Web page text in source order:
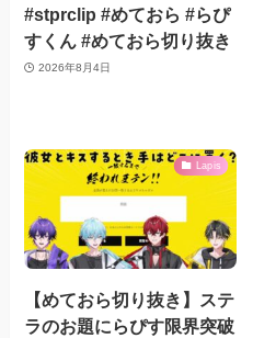
#stprclip #めておら #らぴ
すくん #めておら切り抜き
2026年8月4日
Lapis
【めておら切り抜き】ステ
ラのお題にらぴす限界突破